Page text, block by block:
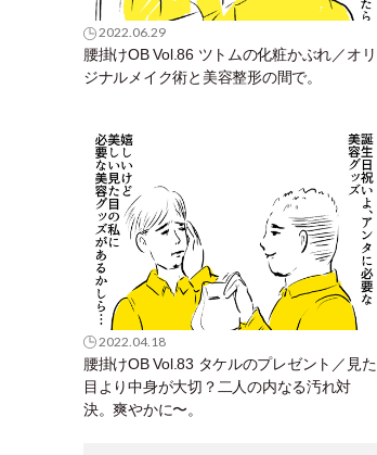
2022.06.29
腰掛けOB Vol.86 ツトムの化粧かぶれ／オリ
ジナルメイク術と美容整形の間で。
2022.04.18
腰掛けOB Vol.83 タケルのプレゼント／見た
目より中身が大切？二人の内なる汚れ対
決。爽やかに〜。